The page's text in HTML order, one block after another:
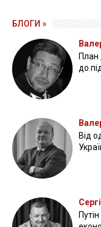
БЛОГИ »
План
до
Від